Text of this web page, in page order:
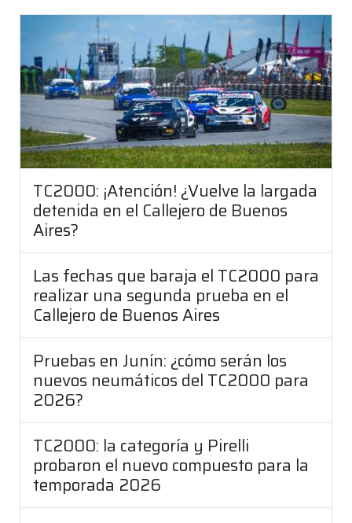
TC2000: ¡Atención! ¿Vuelve la largada
detenida en el Callejero de Buenos
Aires?
Las fechas que baraja el TC2000 para
realizar una segunda prueba en el
Callejero de Buenos Aires
Pruebas en Junín: ¿cómo serán los
nuevos neumáticos del TC2000 para
2026?
TC2000: la categoría y Pirelli
probaron el nuevo compuesto para la
temporada 2026